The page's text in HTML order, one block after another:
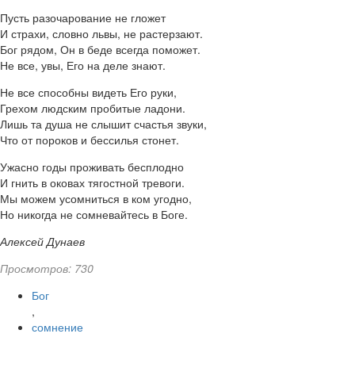
Пусть разочарование не гложет
И страхи, словно львы, не растерзают.
Бог рядом, Он в беде всегда поможет.
Не все, увы, Его на деле знают.
Не все способны видеть Его руки,
Грехом людским пробитые ладони.
Лишь та душа не слышит счастья звуки,
Что от пороков и бессилья стонет.
Ужасно годы проживать бесплодно
И гнить в оковах тягостной тревоги.
Мы можем усомниться в ком угодно,
Но никогда не сомневайтесь в Боге.
Алексей Дунаев
Просмотров: 730
Бог
,
сомнение